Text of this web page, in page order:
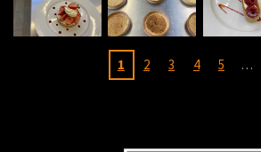
1 2 3 4 5